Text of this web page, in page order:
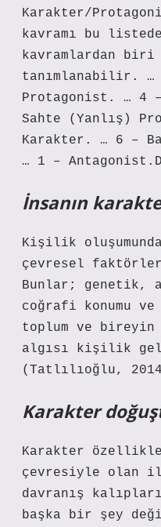
Karakter/
kavramı bu
kavramlardan biri
tanımlanabilir. …
Protagonist. … 4
Sahte (Yanlış)
Karakter. … 6 –
… 1 –
İnsanın
Kişilik
çevresel
Bunlar; genetik,
coğrafi konumu
toplum ve
algısı kişilik
(Tatlılıoğlu,
Karakter
Karakter
çevresiyle olan
davranış
başka bir şey